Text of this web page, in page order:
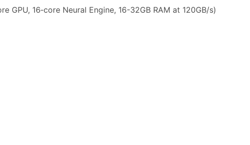
GPU, 16‑core Neural Engine, 16-32GB RAM at 120GB/s)